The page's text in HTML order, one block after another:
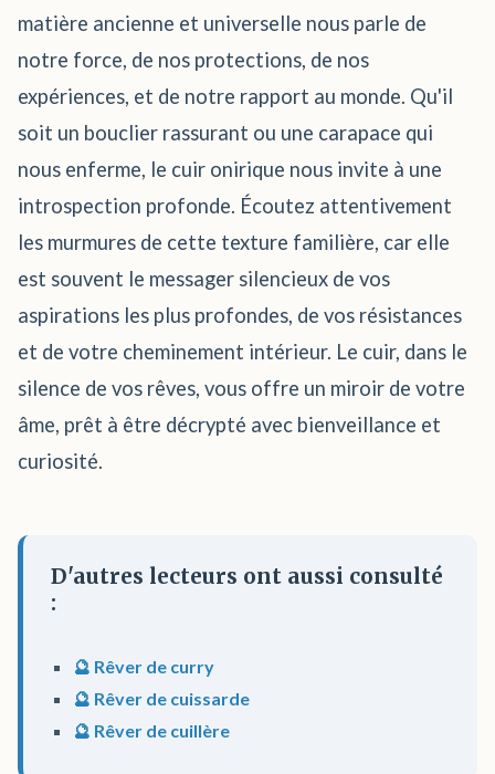
matière ancienne et universelle nous parle de
notre force, de nos protections, de nos
expériences, et de notre rapport au monde. Qu'il
soit un bouclier rassurant ou une carapace qui
nous enferme, le cuir onirique nous invite à une
introspection profonde. Écoutez attentivement
les murmures de cette texture familière, car elle
est souvent le messager silencieux de vos
aspirations les plus profondes, de vos résistances
et de votre cheminement intérieur. Le cuir, dans le
silence de vos rêves, vous offre un miroir de votre
âme, prêt à être décrypté avec bienveillance et
curiosité.
D'autres lecteurs ont aussi consulté
:
🔮 Rêver de curry
🔮 Rêver de cuissarde
🔮 Rêver de cuillère